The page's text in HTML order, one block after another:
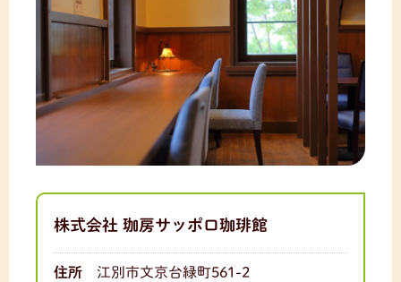
株式会社 珈房サッポロ珈琲館
住所 江別市文京台緑町561-2